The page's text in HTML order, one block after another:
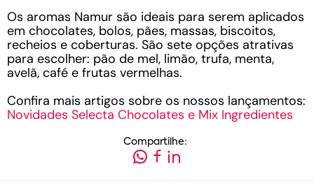
Os aromas Namur são ideais para serem aplicados
em chocolates, bolos, pães, massas, biscoitos,
recheios e coberturas. São sete opções atrativas
para escolher: pão de mel, limão, trufa, menta,
avelã, café e frutas vermelhas.
Confira mais artigos sobre os nossos lançamentos:
Novidades Selecta Chocolates e Mix Ingredientes
Compartilhe: